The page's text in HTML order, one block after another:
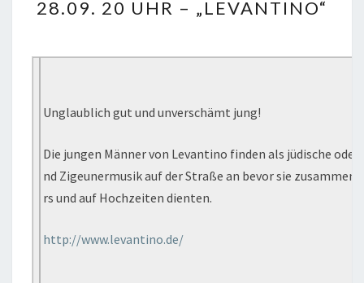
20
–
28.09. 20 UHR – „LEVANTINO“
Unglaublich gut und unverschämt jung!
Die jungen Männer von Levantino finden als jüdische
nd Zigeunermusik auf der Straße an bevor sie
rs und auf Hochzeiten dienten.
http://www.levantino.de/